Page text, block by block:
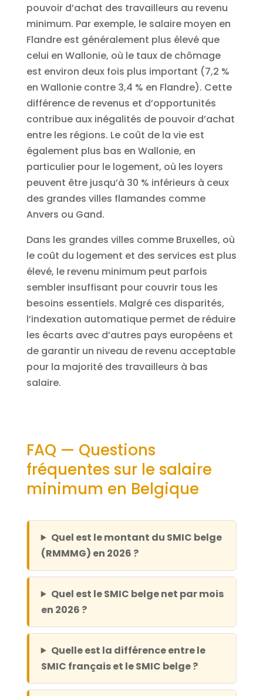
pouvoir d’achat des travailleurs au revenu
minimum. Par exemple, le salaire moyen en
Flandre est généralement plus élevé que
celui en Wallonie, où le taux de chômage
est environ deux fois plus important (7,2 %
en Wallonie contre 3,4 % en Flandre). Cette
différence de revenus et d’opportunités
contribue aux inégalités de pouvoir d’achat
entre les régions. Le coût de la vie est
également plus bas en Wallonie, en
particulier pour le logement, où les loyers
peuvent être jusqu’à 30 % inférieurs à ceux
des grandes villes flamandes comme
Anvers ou Gand.
Dans les grandes villes comme Bruxelles, où
le coût du logement et des services est plus
élevé, le revenu minimum peut parfois
sembler insuffisant pour couvrir tous les
besoins essentiels. Malgré ces disparités,
l’indexation automatique permet de réduire
les écarts avec d’autres pays européens et
de garantir un niveau de revenu acceptable
pour la majorité des travailleurs à bas
salaire.
FAQ — Questions
fréquentes sur le salaire
minimum en Belgique
Quel est le montant du SMIC belge
(RMMMG) en 2026 ?
Quel est le SMIC belge net par mois
en 2026 ?
Quelle est la différence entre le
SMIC français et le SMIC belge ?